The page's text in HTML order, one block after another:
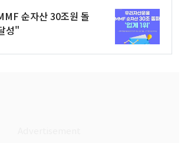
순자산 30조원 돌
성"